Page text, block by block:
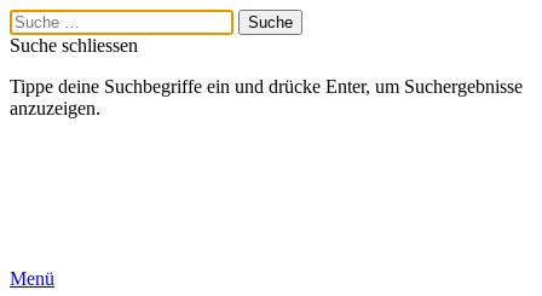
Suche schliessen
Tippe deine Suchbegriffe ein und drücke Enter, um Suchergebnisse
anzuzeigen.
Menü